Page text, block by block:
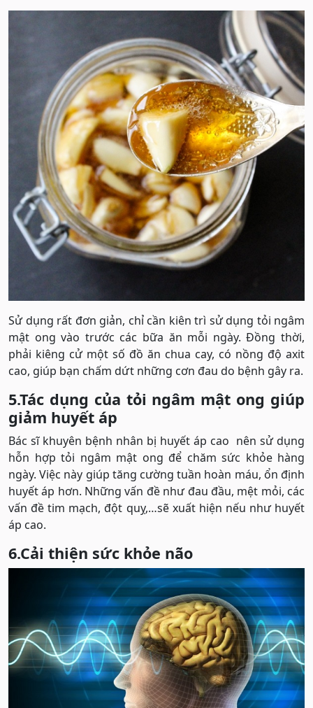
Sử dụng rất đơn giản, chỉ cần kiên trì sử dụng tỏi ngâm
mật ong vào trước các bữa ăn mỗi ngày. Đồng thời,
phải kiêng cử một số đồ ăn chua cay, có nồng độ axit
cao, giúp bạn chấm dứt những cơn đau do bệnh gây ra.
5.Tác dụng của tỏi ngâm mật ong giúp
giảm huyết áp
Bác sĩ khuyên bệnh nhân bị huyết áp cao nên sử dụng
hỗn hợp tỏi ngâm mật ong để chăm sức khỏe hàng
ngày. Việc này giúp tăng cường tuần hoàn máu, ổn định
huyết áp hơn. Những vấn đề như đau đầu, mệt mỏi, các
vấn đề tim mạch, đột quỵ,…sẽ xuất hiện nếu như huyết
áp cao.
6.Cải thiện sức khỏe não